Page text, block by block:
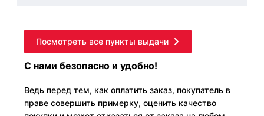
Посмотреть все пункты выдачи
С нами безопасно и удобно!
Ведь перед тем, как оплатить заказ, покупатель в
праве совершить примерку, оценить качество